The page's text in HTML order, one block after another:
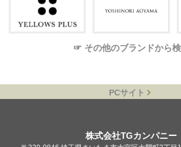
☞ その他のブランドから
PCサイト
株式会社TGカンパニー